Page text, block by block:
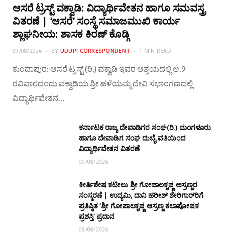
ಆಸರೆ ಟ್ರಸ್ಟ್ ವಕ್ವಾಡಿ: ವಿದ್ಯಾರ್ಥಿವೇತನ ಹಾಗೂ ಸಮವಸ್ತ್ರ
ವಿತರಣೆ | ‘ಆಸರೆ’ ಸಂಸ್ಥೆ ಸಮಾಜಮುಖಿ ಕಾರ್ಯ
ಶ್ಲಾಘನೀಯ: ಶಾಸಕ ಕಿರಣ್ ಕೊಡ್ಗಿ
09/08/2026 BY UDUPI CORRESPONDENT 1 MIN READ
ಕುಂದಾಪುರ: ಆಸರೆ ಟ್ರಸ್ಟ್ (ರಿ.) ವಕ್ವಾಡಿ ಇವರ ಆಶ್ರಯದಲ್ಲಿ ಆ.9
ರವಿವಾರದಂದು ವಕ್ವಾಡಿಯ ಶ್ರೀ ಹಳೆಯಮ್ಮ ದೇವಿ ಸಭಾಂಗಣದಲ್ಲಿ
ವಿದ್ಯಾರ್ಥಿವೇತನ…
ಕರ್ನಾಟಕ ರಾಜ್ಯ ದೇವಾಡಿಗರ ಸಂಘ(ರಿ.) ಮಂಗಳೂರು
ಹಾಗೂ ದೇವಾಡಿಗ ಸಂಘ ದುಬೈ ವತಿಯಿಂದ
ವಿದ್ಯಾರ್ಥಿವೇತನ ವಿತರಣೆ
09/08/2026
ಕೀರ್ತಿಶೇಷ ಕಟೀಲು ಶ್ರೀ ಗೋಪಾಲಕೃಷ್ಣ ಅಸ್ರಣ್ಣರ
ಸಂಸ್ಮರಣೆ | ಉದ್ಯಮಿ, ದಾನಿ ಹರೀಶ್ ಶೇರಿಗಾರ್‌ರಿಗೆ
ಪ್ರತಿಷ್ಠಿತ ‘ಶ್ರೀ ಗೋಪಾಲಕೃಷ್ಣ ಆಸ್ರಣ್ಣ ಕಲಾಪೋಷಕ
ಪ್ರಶಸ್ತಿ’ ಪ್ರದಾನ
08/08/2026